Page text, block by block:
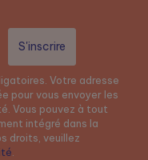
Votre adresse
pour vous envoyer les
Vous pouvez à tout
intégré dans la
droits, veuillez
.